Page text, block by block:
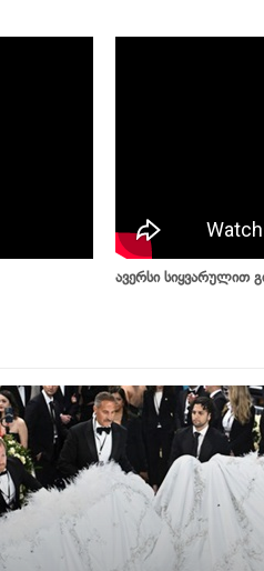
ავერსი